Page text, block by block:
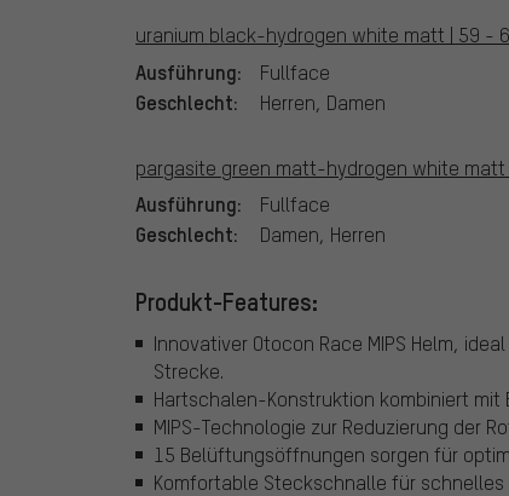
uranium black-hydrogen white matt | 59 -
Ausführung: Fullface
Geschlecht: Herren, Damen
pargasite green matt-hydrogen white matt
Ausführung: Fullface
Geschlecht: Damen, Herren
Produkt-Features:
Innovativer Otocon Race MIPS Helm,
Strecke.
Hartschalen-Konstruktion kombiniert mit
MIPS-Technologie zur Reduzierung der
15 Belüftungsöffnungen sorgen für
Komfortable Steckschnalle für